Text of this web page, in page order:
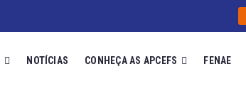
NOTÍCIAS CONHEÇA AS APCEFS FENAE